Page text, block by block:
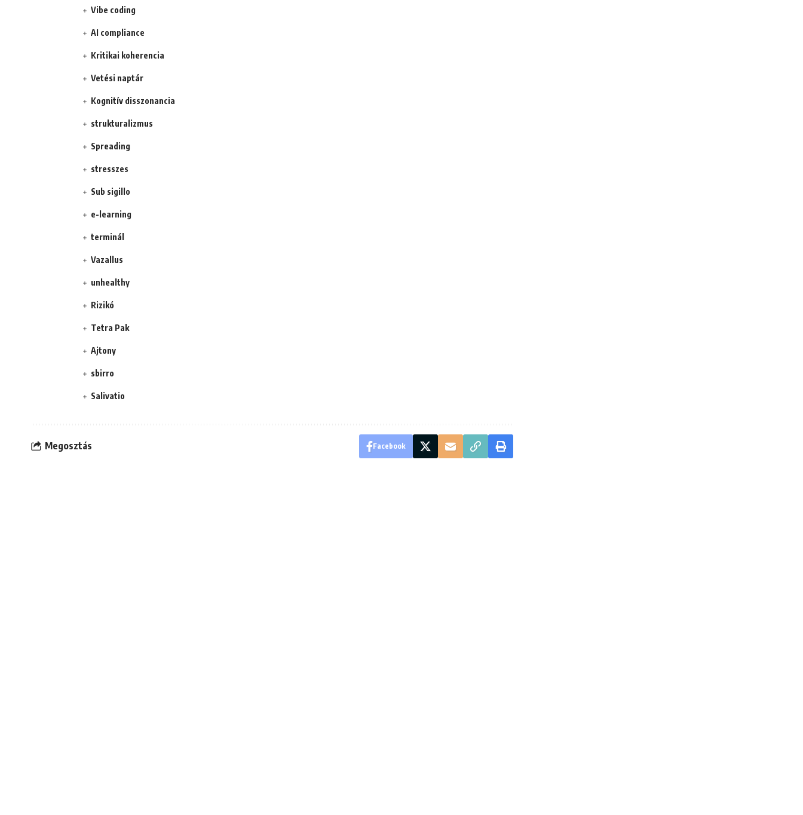
Vibe coding
AI compliance
Kritikai koherencia
Vetési naptár
Kognitív disszonancia
strukturalizmus
Spreading
stresszes
Sub sigillo
e-learning
terminál
Vazallus
unhealthy
Rizikó
Tetra Pak
Ajtony
sbirro
Salivatio
Megosztás Facebook